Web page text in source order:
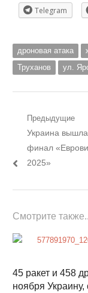
Telegram
дроновая атака
Труханов
ул.
Навигация
записям
Предыдущие
Предыдущий
пост:
Украина вышла
финал
2025»
Смотрите
45 ракет и 458
ноября